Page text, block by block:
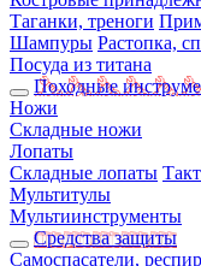
Таганки, треноги
Шампуры Растопка,
Посуда из титана
Походные
Ножи
Складные ножи
Лопаты
Складные лопаты
Мультитулы
Мультиинструменты
Средства защиты
Самоспасатели,